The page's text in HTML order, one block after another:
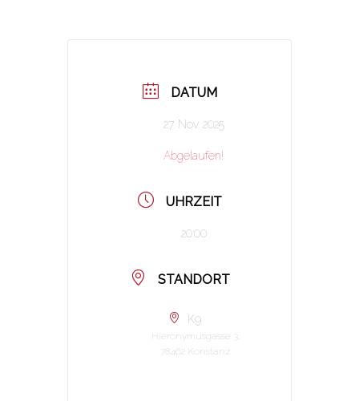
DATUM
27. Nov. 2025
Abgelaufen!
UHRZEIT
20:00
STANDORT
K9
Hieronymusgasse 3,
78462 Konstanz